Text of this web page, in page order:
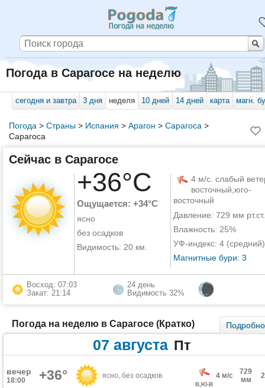
Погода в Сарагосе на неделю
сегодня и завтра 3 дня неделя 10 дней 14 дней карта магн.
Погода > Страны> Испания > Арагон > Сарагоса >
Сарагоса
Сейчас в Сарагосе
+36°C
Ощущается: +34°C
ясно
без осадков
Видимость: 20 км.
4 м/с. слабый
восточный,юго-
восточный
Давление: 729 мм рт.ст.
Влажность: 25%
УФ-индекс: 4 (средний)
Магнитные бури: 3
Восход: 07:03
Закат: 21:14
24 день
Видимость 32%
Погода на неделю в Сарагосе (Кратко) Подробно
07 августа Пт
вечер
18:00 +36° ясно, без осадков
В,Ю-В
4 м/с
729
мм